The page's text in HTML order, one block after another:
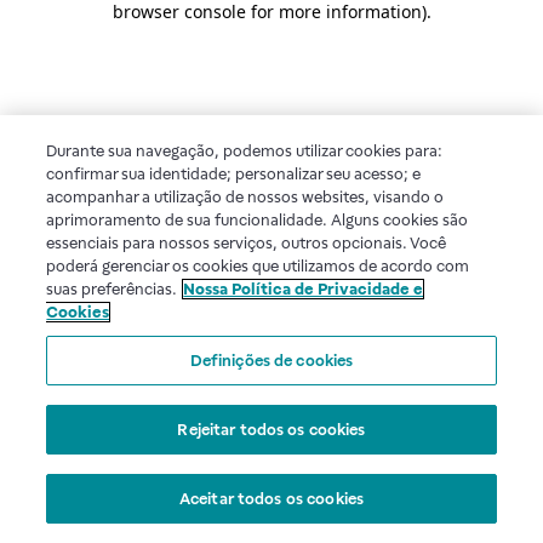
browser console for more information).
Durante sua navegação, podemos utilizar cookies para:
confirmar sua identidade; personalizar seu acesso; e
acompanhar a utilização de nossos websites, visando o
aprimoramento de sua funcionalidade. Alguns cookies são
essenciais para nossos serviços, outros opcionais. Você
poderá gerenciar os cookies que utilizamos de acordo com
suas preferências. Nossa Política de Privacidade e
Cookies
Definições de cookies
Rejeitar todos os cookies
Aceitar todos os cookies